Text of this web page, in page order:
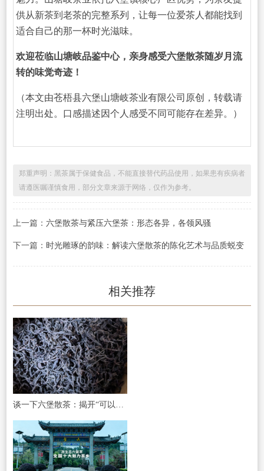
供从新茶到老茶的完整系列，让每一位爱茶人都能找到
适合自己的那一杯时光滋味。
欢迎莅临山塘岐品鉴中心，亲身感受六堡散茶随岁月流
转的味觉奇迹！
（本文由苍梧县六堡山塘岐茶业有限公司原创，转载请
注明出处。口感描述因个人感受不同可能存在差异。）
郑重声明：黑茶属于保健食品，不能直接替代药品使用，如果患有疾病者
请遵医嘱谨慎食用，部分文章来源于网络，仅作为参考。
上一篇： 六堡散茶与紧压六堡茶：形态各异，各领风骚
下一篇： 时光雕琢的韵味：解读六堡散茶的陈化艺术与品质蜕变
相关推荐
谈一下六堡散茶：揭开“可以喝的古董”随性之美与收藏之道